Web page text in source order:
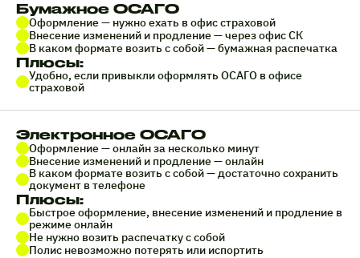
Бумажное ОСАГО
Оформление — нужно ехать в офис страховой
Внесение изменений и продление — через офис СК
В каком формате возить с собой — бумажная распечатка
Плюсы:
Удобно, если привыкли оформлять ОСАГО в офисе
страховой
Электронное ОСАГО
Оформление — онлайн за несколько минут
Внесение изменений и продление — онлайн
В каком формате возить с собой — достаточно сохранить
документ в телефоне
Плюсы:
Быстрое оформление, внесение изменений и продление в
режиме онлайн
Не нужно возить распечатку с собой
Полис невозможно потерять или испортить